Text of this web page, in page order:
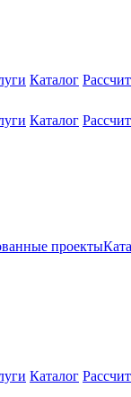
Каталог
Каталог
проекты
Каталог